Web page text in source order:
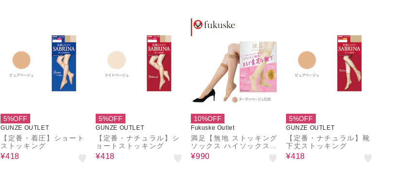
5%OFF
GUNZE OUTLET
【定番・着圧】ショート
ストッキング
¥418
5%OFF
GUNZE OUTLET
【定番・ナチュラル】シ
ョートストッキング
¥418
10%OFF
Fukuske Outlet
満足【無地 ストッキング
ソックス ハイソックス丈
消臭加工】
¥990
5%OFF
GUNZE OUTLET
【定番・ナチュラル】靴
下丈ストッキング
¥418